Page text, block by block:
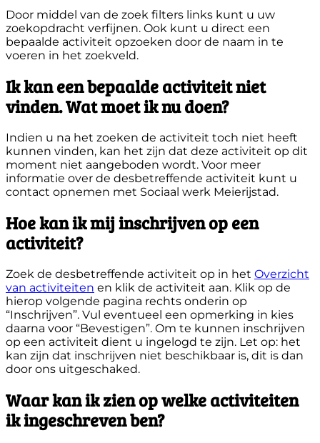
Door middel van de zoek filters links kunt u uw
zoekopdracht verfijnen. Ook kunt u direct een
bepaalde activiteit opzoeken door de naam in te
voeren in het zoekveld.
Ik kan een bepaalde activiteit niet
vinden. Wat moet ik nu doen?
Indien u na het zoeken de activiteit toch niet heeft
kunnen vinden, kan het zijn dat deze activiteit op dit
moment niet aangeboden wordt. Voor meer
informatie over de desbetreffende activiteit kunt u
contact opnemen met Sociaal werk Meierijstad.
Hoe kan ik mij inschrijven op een
activiteit?
Zoek de desbetreffende activiteit op in het Overzicht
van activiteiten en klik de activiteit aan. Klik op de
hierop volgende pagina rechts onderin op
“Inschrijven”. Vul eventueel een opmerking in kies
daarna voor “Bevestigen”. Om te kunnen inschrijven
op een activiteit dient u ingelogd te zijn. Let op: het
kan zijn dat inschrijven niet beschikbaar is, dit is dan
door ons uitgeschaked.
Waar kan ik zien op welke activiteiten
ik ingeschreven ben?